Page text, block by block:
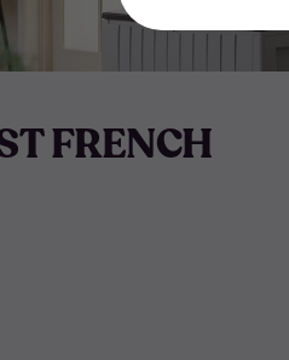
FRENCH